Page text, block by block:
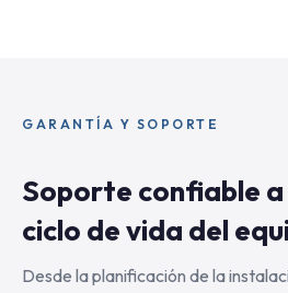
GARANTÍA Y SOPORTE
Soporte confiable
ciclo de vida del
Desde la planificación de la